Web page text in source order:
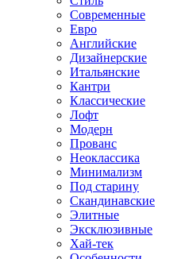
Современные
Евро
Английские
Дизайнерские
Итальянские
Кантри
Классические
Лофт
Модерн
Прованс
Неоклассика
Минимализм
Под старину
Скандинавские
Элитные
Эксклюзивные
Хай-тек